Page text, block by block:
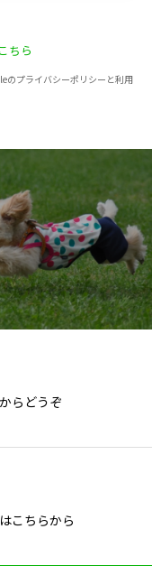
ちら
のプライバシーポリシーと利用
らどうぞ
こちらから